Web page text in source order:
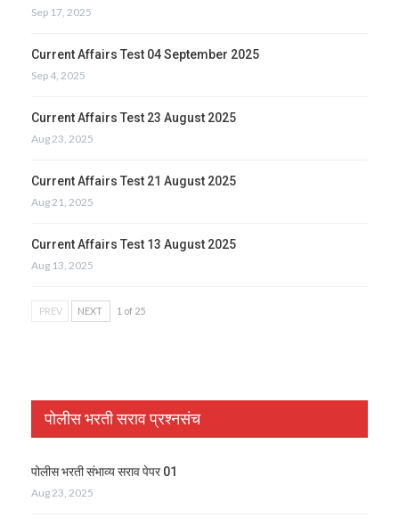
Sep 17, 2025
Current Affairs Test 04 September 2025
Sep 4, 2025
Current Affairs Test 23 August 2025
Aug 23, 2025
Current Affairs Test 21 August 2025
Aug 21, 2025
Current Affairs Test 13 August 2025
Aug 13, 2025
PREV NEXT 1 of 25
पोलीस भरती सराव प्रश्नसंच
पोलीस भरती संभाव्य सराव पेपर 01
Aug 23, 2025